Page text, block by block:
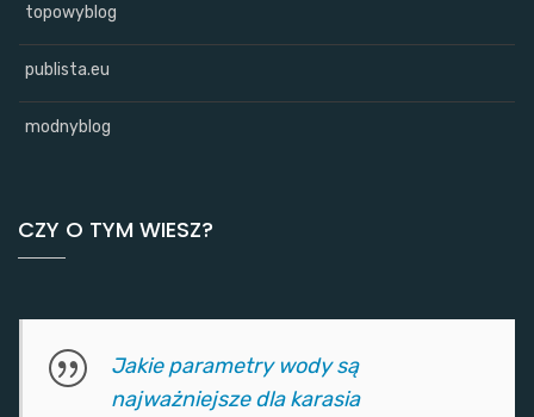
topowyblog
publista.eu
modnyblog
CZY O TYM WIESZ?
Jakie parametry wody są
najważniejsze dla karasia